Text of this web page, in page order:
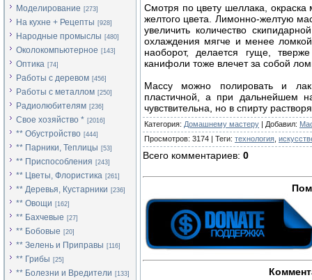
Моделирование [273]
На кухне + Рецепты [928]
Народные промыслы [480]
Околокомпьютерное [143]
Оптика [74]
Работы с деревом [456]
Работы с металлом [250]
Радиолюбителям [236]
Свое хозяйство * [2016]
** Обустройство [444]
** Парники, Теплицы [53]
** Приспособления [243]
** Цветы, Флористика [261]
** Деревья, Кустарники [236]
** Овощи [162]
** Бахчевые [27]
** Бобовые [20]
** Зелень и Приправы [116]
** Грибы [25]
** Болезни и Вредители [133]
Смотря по цвету шеллака, окраска
желтого цвета. Лимонно-желтую
увеличить количество
охлаждения мягче и менее
наоборот, делается гуще,
канифоли тоже влечет за собой
Массу можно полировать и
пластичной, а при дальнейшем
чувствительна, но в спирту
Категория: Домашнему мастеру | Добавил:
Просмотров: 3174 | Теги: технология
Всего комментариев: 0